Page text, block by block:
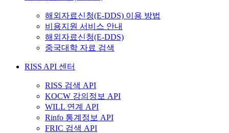
해외자료신청(E-DDS) 이용 방법
비용지원 서비스 안내
해외자료신청(E-DDS)
중국대학 자료 검색
RISS API 센터
RISS 검색 API
KOCW 강의정보 API
WILL 연계 API
Rinfo 통계정보 API
FRIC 검색 API